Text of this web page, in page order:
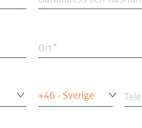
Ort
+46 - Sverige